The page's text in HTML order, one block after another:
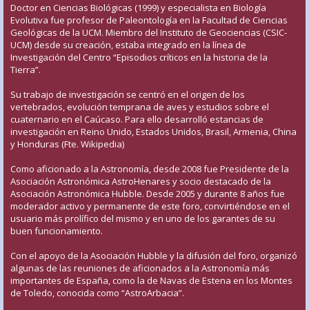
Doctor en Ciencias Biológicas (1999) y especialista en Biología
Evolutiva fue profesor de Paleontología en la Facultad de Ciencias
Geológicas de la UCM. Miembro del Instituto de Geociencias (CSIC-
UCM) desde su creación, estaba integrado en la línea de
Investigación del Centro “Episodios críticos en la historia de la
Tierra”.
Su trabajo de investigación se centró en el origen de los
vertebrados, evolución temprana de aves y estudios sobre el
cuaternario en el Caúcaso. Para ello desarrolló estancias de
investigación en Reino Unido, Estados Unidos, Brasil, Armenia, China
y Honduras (Fte. Wikipedia)
Como aficionado a la Astronomía, desde 2008 fue Presidente de la
Asociación Astronómica AstroHenares y socio destacado de la
Asociación Astronómica Hubble. Desde 2005 y durante 8 años fue
moderador activo y permanente de este foro, convirtiéndose en el
usuario más prolífico del mismo y en uno de los garantes de su
buen funcionamiento.
Con el apoyo de la Asociación Hubble y la difusión del foro, organizó
algunas de las reuniones de aficionados a la Astronomía más
importantes de España, como la de Navas de Estena en los Montes
de Toledo, conocida como “AstroArbacia”.